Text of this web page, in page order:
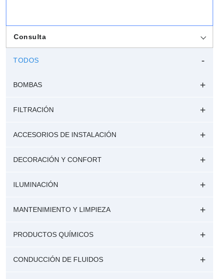
Consulta
TODOS
BOMBAS
FILTRACIÓN
ACCESORIOS DE INSTALACIÓN
DECORACIÓN Y CONFORT
ILUMINACIÓN
MANTENIMIENTO Y LIMPIEZA
PRODUCTOS QUÍMICOS
CONDUCCIÓN DE FLUIDOS